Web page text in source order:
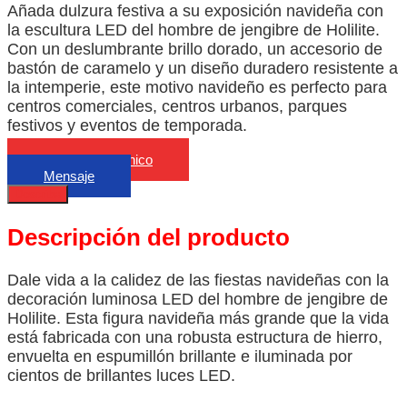
Añada dulzura festiva a su exposición navideña con
la escultura LED del hombre de jengibre de Holilite.
Con un deslumbrante brillo dorado, un accesorio de
bastón de caramelo y un diseño duradero resistente a
la intemperie, este motivo navideño es perfecto para
centros comerciales, centros urbanos, parques
festivos y eventos de temporada.
Correo electrónico
Mensaje
Descripción del producto
Dale vida a la calidez de las fiestas navideñas con la
decoración luminosa LED del hombre de jengibre de
Holilite. Esta figura navideña más grande que la vida
está fabricada con una robusta estructura de hierro,
envuelta en espumillón brillante e iluminada por
cientos de brillantes luces LED.